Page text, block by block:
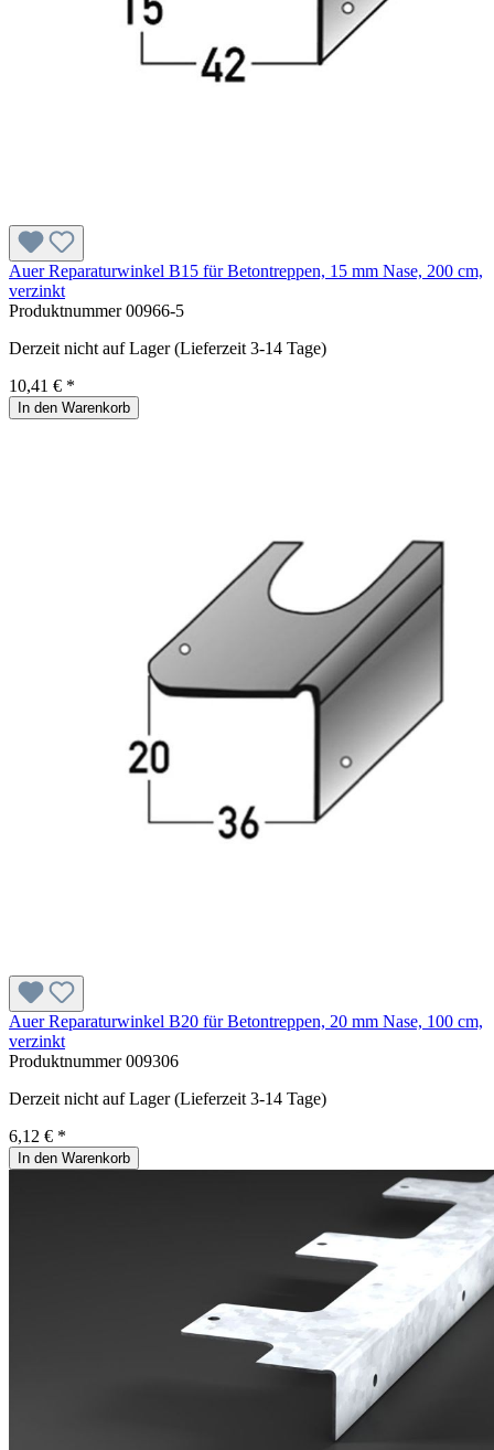
Auer Reparaturwinkel B15 für Betontreppen, 15 mm Nase, 200 cm,
verzinkt
Produktnummer00966-5
Derzeit nicht auf Lager (Lieferzeit 3-14 Tage)
10,41 € *
In den Warenkorb
Auer Reparaturwinkel B20 für Betontreppen, 20 mm Nase, 100 cm,
verzinkt
Produktnummer009306
Derzeit nicht auf Lager (Lieferzeit 3-14 Tage)
6,12 € *
In den Warenkorb